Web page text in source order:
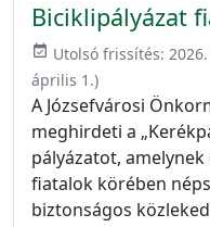
Biciklipályázat
event_available Utolsó frissítés:
április 1.)
A Józsefvárosi
meghirdeti a
pályázatot,
fiatalok körében
biztonságos